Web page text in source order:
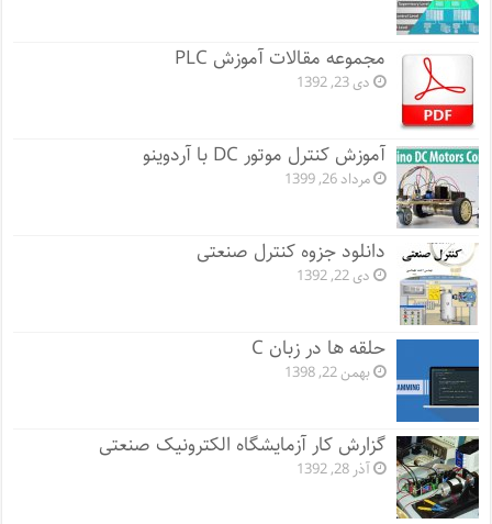
مجموعه مقالات آموزش PLC
دی 23, 1392
آموزش کنترل موتور DC با آردوینو
مرداد 26, 1399
دانلود جزوه کنترل صنعتی
دی 22, 1392
حلقه ها در زبان C
بهمن 22, 1398
گزارش کار آزمایشگاه الکترونیک صنعتی
آذر 28, 1392